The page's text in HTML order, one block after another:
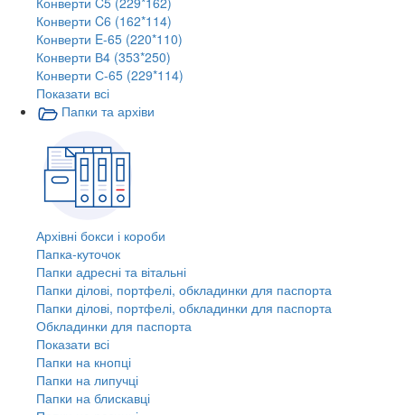
Конверти C6 (162*114)
Конверти E-65 (220*110)
Конверти В4 (353*250)
Конверти С-65 (229*114)
Показати всі
Папки та архіви
Архівні бокси і короби
Папка-куточок
Папки адресні та вітальні
Папки ділові, портфелі, обкладинки для паспорта
Папки ділові, портфелі, обкладинки для паспорта
Обкладинки для паспорта
Показати всі
Папки на кнопці
Папки на липучці
Папки на блискавці